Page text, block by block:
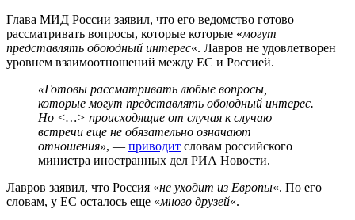
Глава МИД России заявил, что его ведомство готово
рассматривать вопросы, которые которые «могут
представлять обоюдный интерес«. Лавров не удовлетворен
уровнем взаимоотношений между ЕС и Россией.
«Готовы рассматривать любые вопросы,
которые могут представлять обоюдный интерес.
Но <…> происходящие от случая к случаю
встречи еще не обязательно означают
отношения», — приводит словам российского
министра иностранных дел РИА Новости.
Лавров заявил, что Россия «не уходит из Европы«. По его
словам, у ЕС осталось еще «много друзей«.